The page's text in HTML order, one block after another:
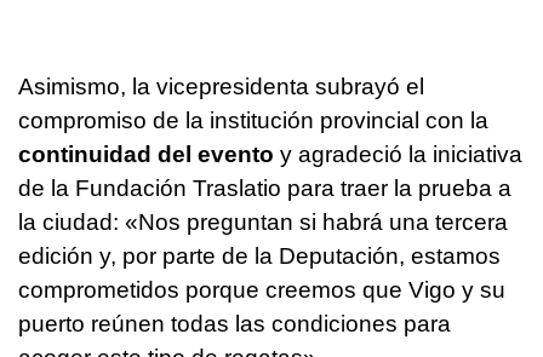
Asimismo, la vicepresidenta subrayó el
compromiso de la institución provincial con la
continuidad del evento y agradeció la iniciativa
de la Fundación Traslatio para traer la prueba a
la ciudad: «Nos preguntan si habrá una tercera
edición y, por parte de la Deputación, estamos
comprometidos porque creemos que Vigo y su
puerto reúnen todas las condiciones para